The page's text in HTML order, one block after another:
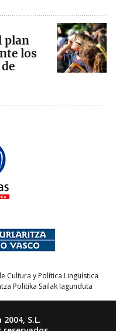
plan
los
Cultura y Política Lingüística
Politika Sailak lagunduta
S.L.